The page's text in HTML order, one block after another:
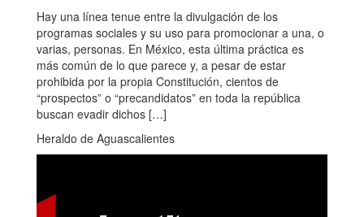
Hay una línea tenue entre la divulgación de los
programas sociales y su uso para promocionar a una, o
varias, personas. En México, esta última práctica es
más común de lo que parece y, a pesar de estar
prohibida por la propia Constitución, cientos de
“prospectos” o “precandidatos” en toda la república
buscan evadir dichos […]
Heraldo de Aguascalientes